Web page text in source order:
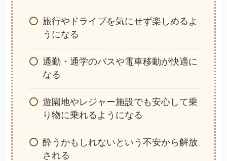
旅行やドライブを気にせず楽しめるよ
うになる
通勤・通学のバスや電車移動が快適に
なる
遊園地やレジャー施設でも安心して乗
り物に乗れるようになる
酔うかもしれないという不安から解放
される